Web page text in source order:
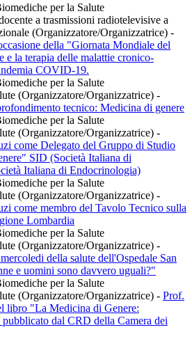
per la Salute
a trasmissioni radiotelevisive a
(Organizzatore/Organizzatrice) -
della "Giornata Mondiale del
e la terapia delle malattie cronico-
COVID-19.
per la Salute
(Organizzatore/Organizzatrice) -
tecnico: Medicina di genere
per la Salute
(Organizzatore/Organizzatrice) -
come Delegato del Gruppo di Studio
SID (Società Italiana di
Italiana di Endocrinologia)
per la Salute
(Organizzatore/Organizzatrice) -
come membro del Tavolo Tecnico sulla
Lombardia
per la Salute
(Organizzatore/Organizzatrice) -
della salute dell'Ospedale San
e uomini sono davvero uguali?"
per la Salute
(Organizzatore/Organizzatrice) - Prof.
libro "La Medicina di Genere:
dal CRD della Camera dei